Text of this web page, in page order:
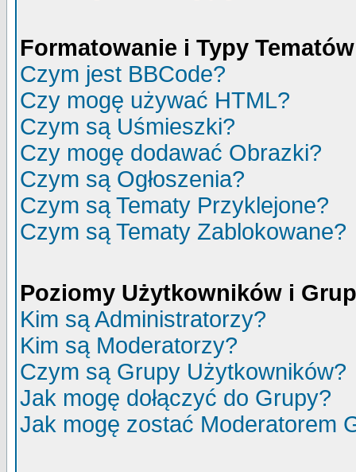
Formatowanie i Typy Tematów
Czym jest BBCode?
Czy mogę używać HTML?
Czym są Uśmieszki?
Czy mogę dodawać Obrazki?
Czym są Ogłoszenia?
Czym są Tematy Przyklejone?
Czym są Tematy Zablokowane?
Poziomy Użytkowników i
Kim są Administratorzy?
Kim są Moderatorzy?
Czym są Grupy Użytkowników?
Jak mogę dołączyć do Grupy?
Jak mogę zostać Moderatorem